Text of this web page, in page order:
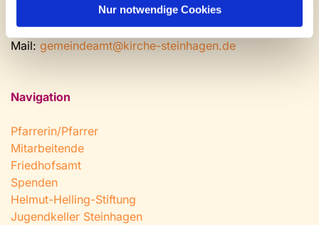
Nur notwendige Cookies
0 52 04 / 36 28
Fax: 0 52 04 / 25 65
Mail: gemeindeamt@kirche-steinhagen.de
Navigation
Pfarrerin/Pfarrer
Mitarbeitende
Friedhofsamt
Spenden
Helmut-Helling-Stiftung
Jugendkeller Steinhagen